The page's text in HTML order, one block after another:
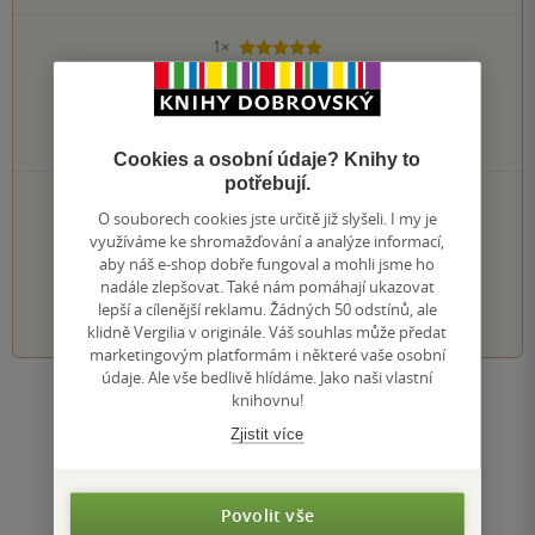
1×
5 hvězdiček
0×
3 hvězdičky
0×
2 hvězdičky
1 hvezdička
PŘIDEJTE SVÉ HODNOCENÍ KNIHY
Hodnocení našich knihkupců: 0.0 z 5
1 2 3 4 5
Zobrazit všechna hodnocení
Cookies a osobní údaje? Knihy to
potřebují.
O souborech cookies jste určitě již slyšeli. I my je
využíváme ke shromažďování a analýze informací,
aby náš e-shop dobře fungoval a mohli jsme ho
nadále zlepšovat. Také nám pomáhají ukazovat
lepší a cílenější reklamu. Žádných 50 odstínů, ale
klidně Vergilia v originále. Váš souhlas může předat
marketingovým platformám i některé vaše osobní
údaje. Ale vše bedlivě hlídáme. Jako naši vlastní
knihovnu!
Zjistit více
Povolit vše